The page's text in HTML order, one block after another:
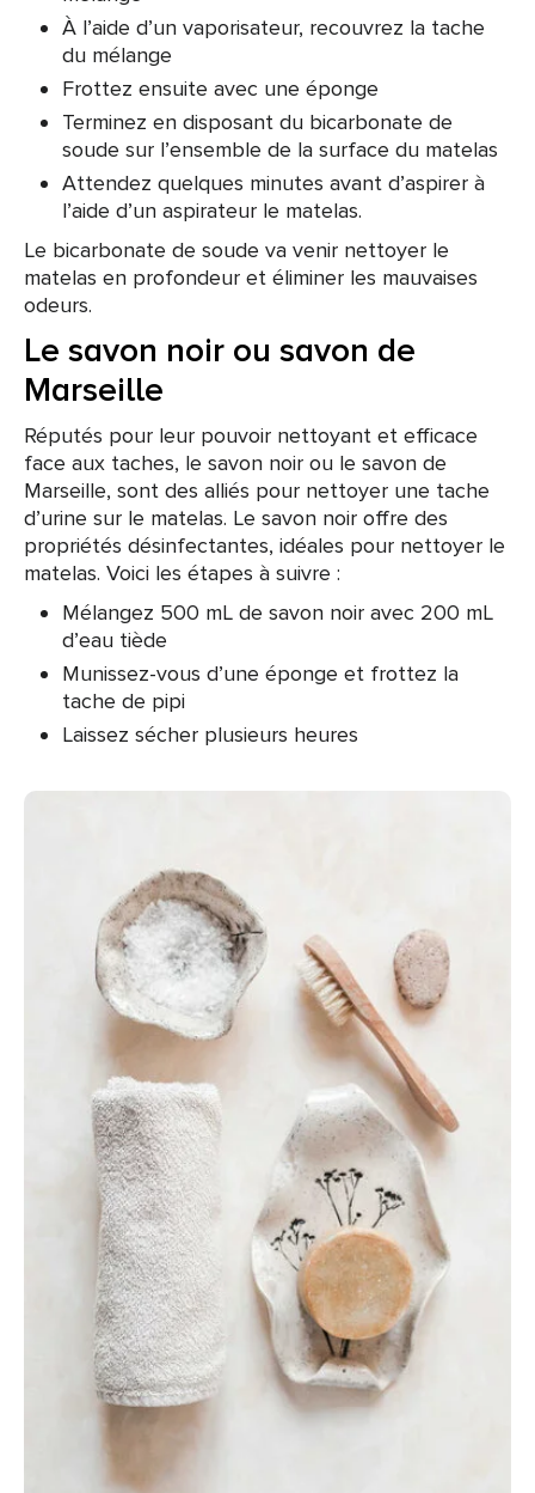
À l’aide d’un vaporisateur, recouvrez la tache
du mélange
Frottez ensuite avec une éponge
Terminez en disposant du bicarbonate de
soude sur l’ensemble de la surface du matelas
Attendez quelques minutes avant d’aspirer à
l’aide d’un aspirateur le matelas.
Le bicarbonate de soude va venir nettoyer le
matelas en profondeur et éliminer les mauvaises
odeurs.
Le savon noir ou savon de
Marseille
Réputés pour leur pouvoir nettoyant et efficace
face aux taches, le savon noir ou le savon de
Marseille, sont des alliés pour nettoyer une tache
d’urine sur le matelas. Le savon noir offre des
propriétés désinfectantes, idéales pour nettoyer le
matelas. Voici les étapes à suivre :
Mélangez 500 mL de savon noir avec 200 mL
d’eau tiède
Munissez-vous d’une éponge et frottez la
tache de pipi
Laissez sécher plusieurs heures